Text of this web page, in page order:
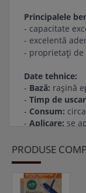
Principalele
- capacitate
- excelentă
- proprietaţi
Date tehnice:
- Bază: raşină
- Timp de
- Consum:
- Aplicare: se
Fişa tehnica
PRODUSE